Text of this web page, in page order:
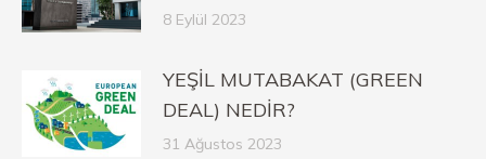
8 Eylül 2023
YEŞİL MUTABAKAT (GREEN
DEAL) NEDİR?
31 Ağustos 2023